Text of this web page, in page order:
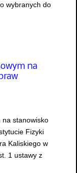
wybranych do
na
na stanowisko
Fizyki
Kaliskiego w
1 ustawy z